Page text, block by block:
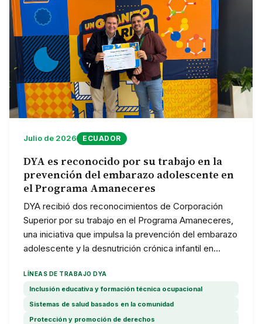
English
Julio de 2026 ECUADOR
DYA es reconocido por su trabajo en la
prevención del embarazo adolescente en
el Programa Amaneceres
DYA recibió dos reconocimientos de Corporación
Superior por su trabajo en el Programa Amaneceres,
una iniciativa que impulsa la prevención del embarazo
adolescente y la desnutrición crónica infantil en
LÍNEAS DE TRABAJO DYA
Inclusión educativa y formación técnica ocupacional
Sistemas de salud basados en la comunidad
Protección y promoción de derechos